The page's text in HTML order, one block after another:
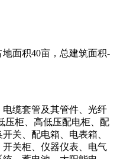
面积40亩，总建筑面积-
缆套管及其管件、光纤
压柜、高低压配电柜、配
关、配电箱、电表箱、
关柜、仪器仪表、电气